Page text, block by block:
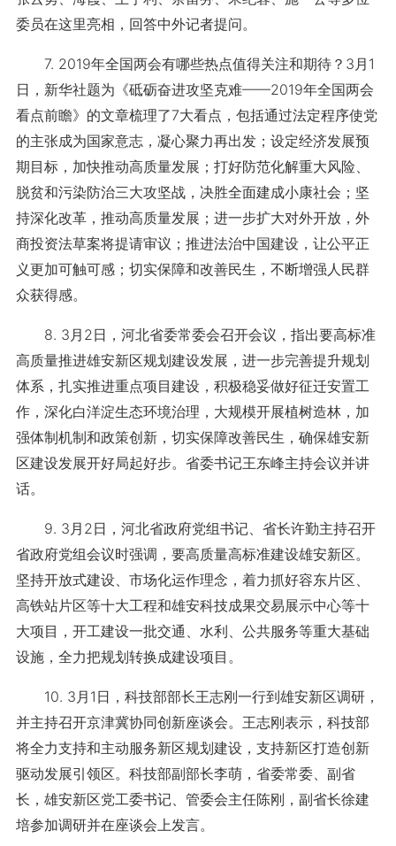
委员在这里亮相，回答中外记者提问。
7. 2019年全国两会有哪些热点值得关注和期待？3月1
日，新华社题为《砥砺奋进攻坚克难——2019年全国两会
看点前瞻》的文章梳理了7大看点，包括通过法定程序使党
的主张成为国家意志，凝心聚力再出发；设定经济发展预
期目标，加快推动高质量发展；打好防范化解重大风险、
脱贫和污染防治三大攻坚战，决胜全面建成小康社会；坚
持深化改革，推动高质量发展；进一步扩大对外开放，外
商投资法草案将提请审议；推进法治中国建设，让公平正
义更加可触可感；切实保障和改善民生，不断增强人民群
众获得感。
8. 3月2日，河北省委常委会召开会议，指出要高标准
高质量推进雄安新区规划建设发展，进一步完善提升规划
体系，扎实推进重点项目建设，积极稳妥做好征迁安置工
作，深化白洋淀生态环境治理，大规模开展植树造林，加
强体制机制和政策创新，切实保障改善民生，确保雄安新
区建设发展开好局起好步。省委书记王东峰主持会议并讲
话。
9. 3月2日，河北省政府党组书记、省长许勤主持召开
省政府党组会议时强调，要高质量高标准建设雄安新区。
坚持开放式建设、市场化运作理念，着力抓好容东片区、
高铁站片区等十大工程和雄安科技成果交易展示中心等十
大项目，开工建设一批交通、水利、公共服务等重大基础
设施，全力把规划转换成建设项目。
10. 3月1日，科技部部长王志刚一行到雄安新区调研，
并主持召开京津冀协同创新座谈会。王志刚表示，科技部
将全力支持和主动服务新区规划建设，支持新区打造创新
驱动发展引领区。科技部副部长李萌，省委常委、副省
长，雄安新区党工委书记、管委会主任陈刚，副省长徐建
培参加调研并在座谈会上发言。